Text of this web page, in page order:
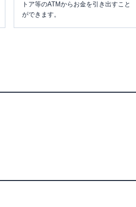
トア等のATMからお金を引き出すこと
ができます。